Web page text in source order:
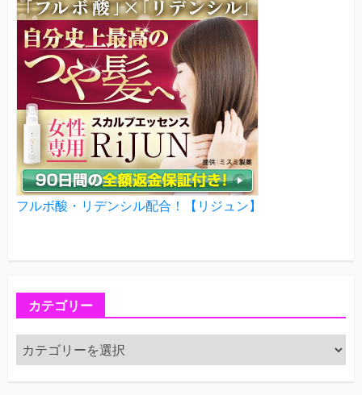
フルボ酸・リデンシル配合！【リジュン】
カテゴリー
カ
テ
ゴ